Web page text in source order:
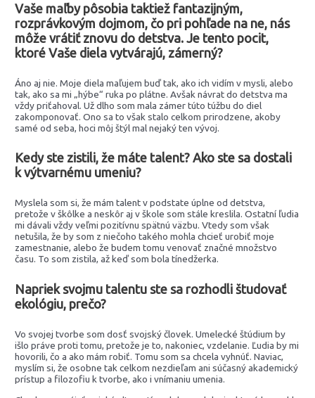
Vaše maľby pôsobia taktiež fantazijným,
rozprávkovým dojmom, čo pri pohľade na ne, nás
môže vrátiť znovu do detstva. Je tento pocit,
ktoré Vaše diela vytvárajú, zámerný?
Áno aj nie. Moje diela maľujem buď tak, ako ich vidím v mysli, alebo
tak, ako sa mi „hýbe“ ruka po plátne. Avšak návrat do detstva ma
vždy priťahoval. Už dlho som mala zámer túto túžbu do diel
zakomponovať. Ono sa to však stalo celkom prirodzene, akoby
samé od seba, hoci môj štýl mal nejaký ten vývoj.
Kedy ste zistili, že máte talent? Ako ste sa dostali
k výtvarnému umeniu?
Myslela som si, že mám talent v podstate úplne od detstva,
pretože v škôlke a neskôr aj v škole som stále kreslila. Ostatní ľudia
mi dávali vždy veľmi pozitívnu spätnú väzbu. Vtedy som však
netušila, že by som z niečoho takého mohla chcieť urobiť moje
zamestnanie, alebo že budem tomu venovať značné množstvo
času. To som zistila, až keď som bola tínedžerka.
Napriek svojmu talentu ste sa rozhodli študovať
ekológiu, prečo?
Vo svojej tvorbe som dosť svojský človek. Umelecké štúdium by
išlo práve proti tomu, pretože je to, nakoniec, vzdelanie. Ľudia by mi
hovorili, čo a ako mám robiť. Tomu som sa chcela vyhnúť. Naviac,
myslím si, že osobne tak celkom nezdieľam ani súčasný akademický
prístup a filozofiu k tvorbe, ako i vnímaniu umenia.